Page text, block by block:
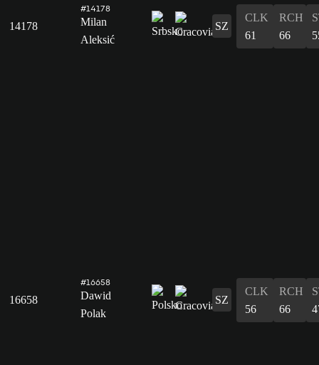
14178
#14178
Milan
Aleksić
SZ
CLK
61
RCH
66
16658
#16658
Dawid
Polak
SZ
CLK
56
RCH
66